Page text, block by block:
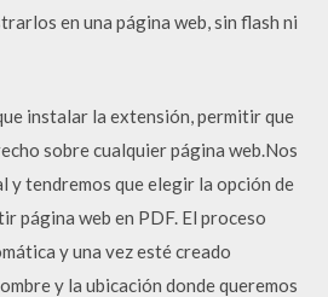
en una página web, sin flash ni
instalar la extensión, permitir que
sobre cualquier página web.Nos
y tendremos que elegir la opción de
página web en PDF. El proceso
y una vez esté creado
y la ubicación donde queremos